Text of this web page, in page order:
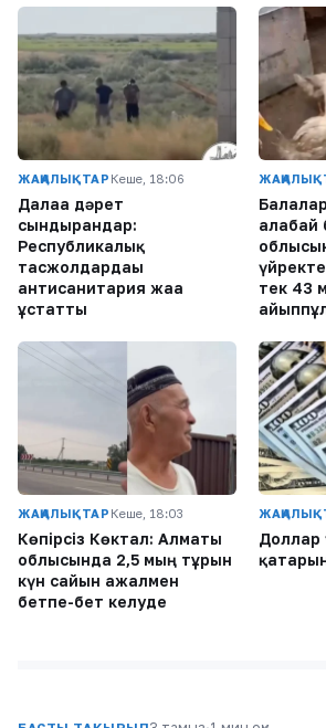
ЖАҢАЛЫҚТАР Кеше, 18:06
Далаға дәрет
сындырғандар:
Республикалық
тасжолдардағы
антисанитария жаға
ұстатты
алабай
тек 43
ЖАҢАЛЫҚТАР Кеше, 18:03
Көпірсіз Көктaл: Алматы
облысында 2,5 мың тұрғын
күн сайын ажалмен
бетпе-бет келуде
Доллар